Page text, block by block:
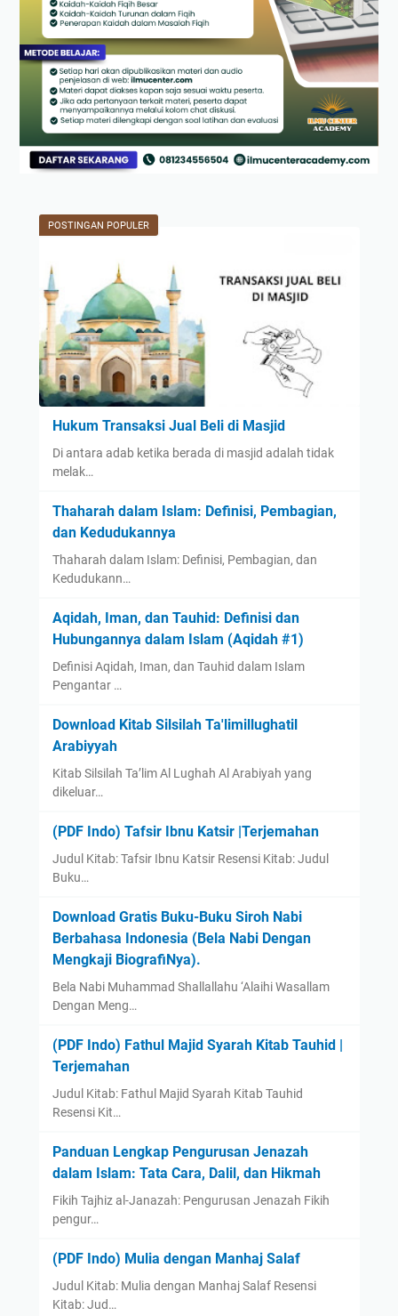
POSTINGAN POPULER
Hukum Transaksi Jual Beli di Masjid
Di antara adab ketika berada di masjid adalah tidak
melak…
Thaharah dalam Islam: Definisi, Pembagian,
dan Kedudukannya
Thaharah dalam Islam: Definisi, Pembagian, dan
Kedudukann…
Aqidah, Iman, dan Tauhid: Definisi dan
Hubungannya dalam Islam (Aqidah #1)
Definisi Aqidah, Iman, dan Tauhid dalam Islam
Pengantar …
Download Kitab Silsilah Ta'limillughatil
Arabiyyah
Kitab Silsilah Ta’lim Al Lughah Al Arabiyah yang
dikeluar…
(PDF Indo) Tafsir Ibnu Katsir |Terjemahan
Judul Kitab: Tafsir Ibnu Katsir Resensi Kitab: Judul
Buku…
Download Gratis Buku-Buku Siroh Nabi
Berbahasa Indonesia (Bela Nabi Dengan
Mengkaji BiografiNya).
Bela Nabi Muhammad Shallallahu ‘Alaihi Wasallam
Dengan Meng…
(PDF Indo) Fathul Majid Syarah Kitab Tauhid |
Terjemahan
Judul Kitab: Fathul Majid Syarah Kitab Tauhid
Resensi Kit…
Panduan Lengkap Pengurusan Jenazah
dalam Islam: Tata Cara, Dalil, dan Hikmah
Fikih Tajhiz al-Janazah: Pengurusan Jenazah Fikih
pengur…
(PDF Indo) Mulia dengan Manhaj Salaf
Judul Kitab: Mulia dengan Manhaj Salaf Resensi
Kitab: Jud…